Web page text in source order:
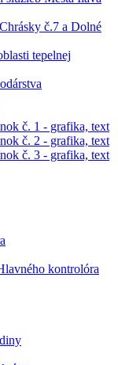
č.7 a Dolné
tepelnej
č. 1 - grafika, text
č. 2 - grafika, text
č. 3 - grafika, text
kontrolóra